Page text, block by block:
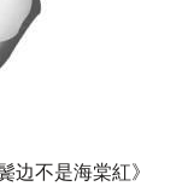
边不是海棠紅》